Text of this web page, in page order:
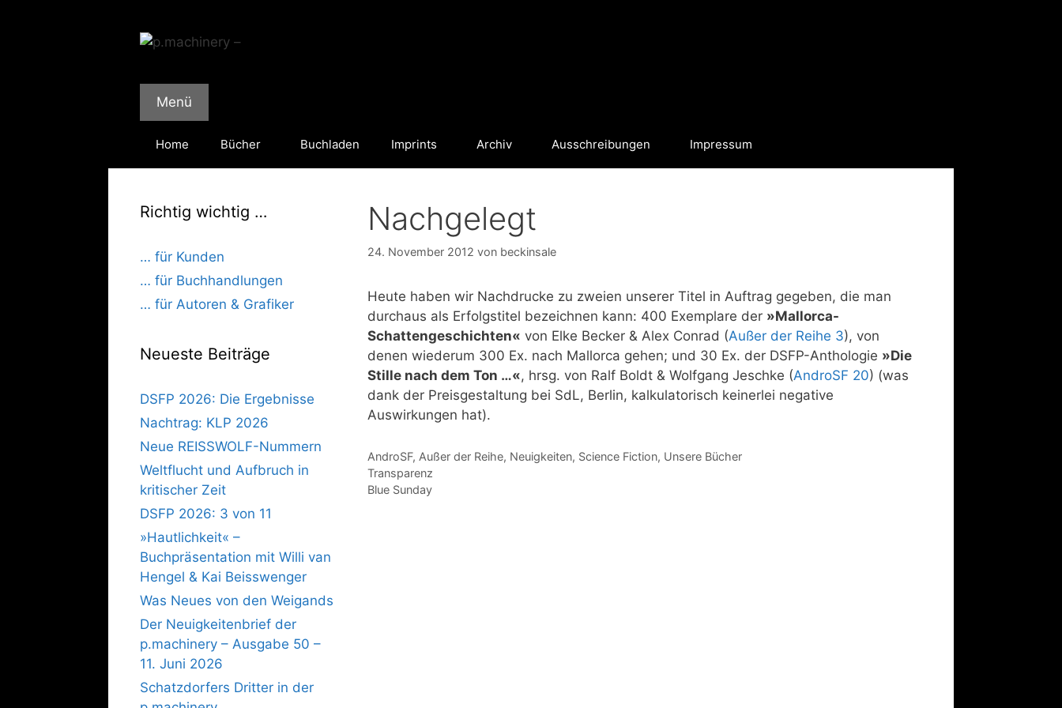
Menü
Home Bücher Buchladen Imprints Archiv Ausschreibungen Impressum
Nachgelegt
24. November 2012 von beckinsale
Heute haben wir Nachdrucke zu zweien unserer Titel in Auftrag gegeben, die man
durchaus als Erfolgstitel bezeichnen kann: 400 Exemplare der »Mallorca-
Schattengeschichten« von Elke Becker & Alex Conrad (Außer der Reihe 3), von
denen wiederum 300 Ex. nach Mallorca gehen; und 30 Ex. der DSFP-Anthologie »Die
Stille nach dem Ton …«, hrsg. von Ralf Boldt & Wolfgang Jeschke (AndroSF 20) (was
dank der Preisgestaltung bei SdL, Berlin, kalkulatorisch keinerlei negative
Auswirkungen hat).
Kategorien
AndroSF, Außer der Reihe, Neuigkeiten, Science Fiction, Unsere Bücher
Transparenz
Blue Sunday
Richtig wichtig …
… für Kunden
… für Buchhandlungen
… für Autoren & Grafiker
Neueste Beiträge
DSFP 2026: Die Ergebnisse
Nachtrag: KLP 2026
Neue REISSWOLF-Nummern
Weltflucht und Aufbruch in
kritischer Zeit
DSFP 2026: 3 von 11
»Hautlichkeit« –
Buchpräsentation mit Willi van
Hengel & Kai Beisswenger
Was Neues von den Weigands
Der Neuigkeitenbrief der
p.machinery – Ausgabe 50 –
11. Juni 2026
Schatzdorfers Dritter in der